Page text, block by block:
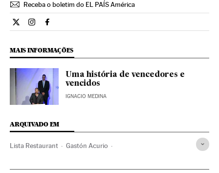
Receba o boletim do EL PAÍS América
Cultura El País Brasil en Twitter
Cultura El País Brasil en Instagram
Cultura El País Brasil en Facebook
MAIS INFORMAÇÕES
Uma história de vencedores e
vencidos
IGNACIO MEDINA
ARQUIVADO EM
Lista Restaurant Gastón Acurio